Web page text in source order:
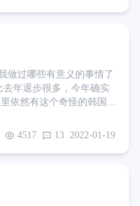
蛋，新鲜的蛋黄韧性比较
利，唯一的问题是做出
该……
做过哪些有意义的事情了
依然有这个奇怪的韩国博
经权衡还是删掉吧😒 搜索
4517 13 2022-01-19